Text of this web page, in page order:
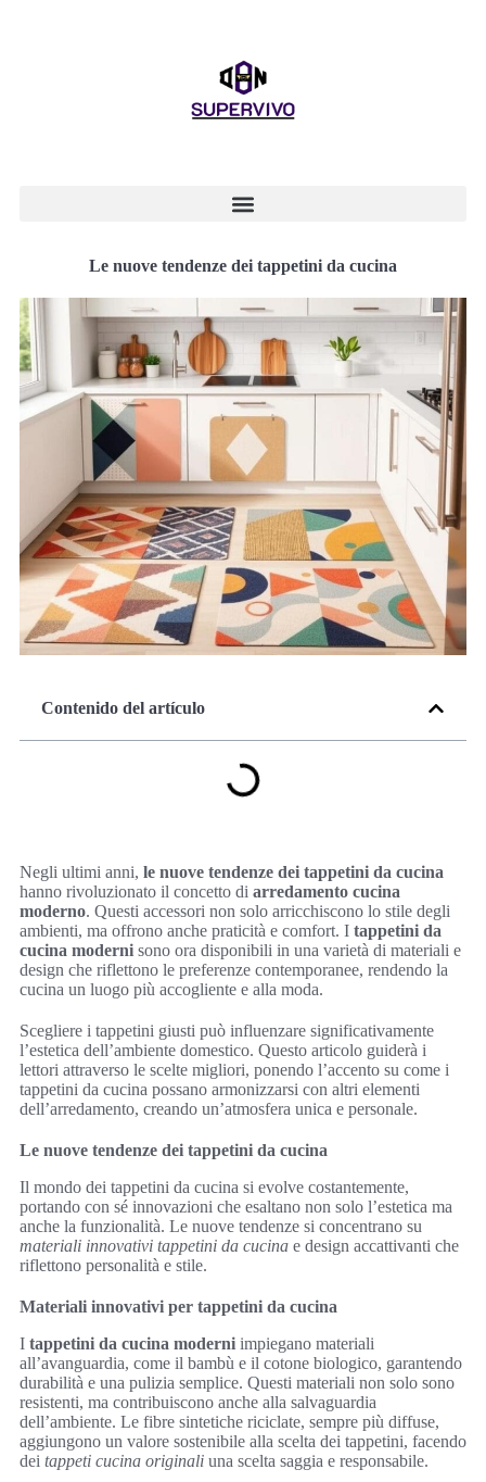
Le nuove tendenze dei tappetini da cucina
Contenido del artículo
Negli ultimi anni, le nuove tendenze dei tappetini da cucina
hanno rivoluzionato il concetto di arredamento cucina
moderno. Questi accessori non solo arricchiscono lo stile degli
ambienti, ma offrono anche praticità e comfort. I tappetini da
cucina moderni sono ora disponibili in una varietà di materiali e
design che riflettono le preferenze contemporanee, rendendo la
cucina un luogo più accogliente e alla moda.
Scegliere i tappetini giusti può influenzare significativamente
l’estetica dell’ambiente domestico. Questo articolo guiderà i
lettori attraverso le scelte migliori, ponendo l’accento su come i
tappetini da cucina possano armonizzarsi con altri elementi
dell’arredamento, creando un’atmosfera unica e personale.
Le nuove tendenze dei tappetini da cucina
Il mondo dei tappetini da cucina si evolve costantemente,
portando con sé innovazioni che esaltano non solo l’estetica ma
anche la funzionalità. Le nuove tendenze si concentrano su
materiali innovativi tappetini da cucina e design accattivanti che
riflettono personalità e stile.
Materiali innovativi per tappetini da cucina
I tappetini da cucina moderni impiegano materiali
all’avanguardia, come il bambù e il cotone biologico, garantendo
durabilità e una pulizia semplice. Questi materiali non solo sono
resistenti, ma contribuiscono anche alla salvaguardia
dell’ambiente. Le fibre sintetiche riciclate, sempre più diffuse,
aggiungono un valore sostenibile alla scelta dei tappetini, facendo
dei tappeti cucina originali una scelta saggia e responsabile.